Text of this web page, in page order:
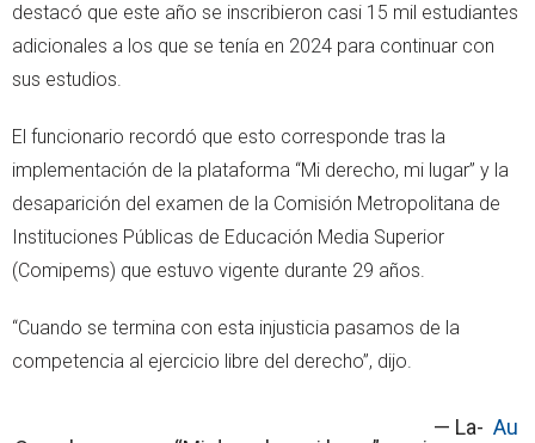
destacó que este año se inscribieron casi 15 mil estudiantes
adicionales a los que se tenía en 2024 para continuar con
sus estudios.
El funcionario recordó que esto corresponde tras la
implementación de la plataforma “Mi derecho, mi lugar” y la
desaparición del examen de la Comisión Metropolitana de
Instituciones Públicas de Educación Media Superior
(Comipems) que estuvo vigente durante 29 años.
“Cuando se termina con esta injusticia pasamos de la
competencia al ejercicio libre del derecho”, dijo.
— La- Au